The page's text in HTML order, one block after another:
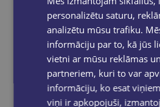
personalizētu saturu,
analizētu mūsu trafiku.
informāciju par to, kā jūs
vietni ar mūsu reklāmas
partneriem, kuri to var
informāciju, ko esat
viņi ir apkopojuši,